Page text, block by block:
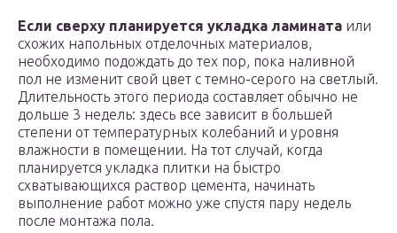
Если сверху планируется укладка ламината или
схожих напольных отделочных материалов,
необходимо подождать до тех пор, пока наливной
пол не изменит свой цвет с темно-серого на светлый.
Длительность этого периода составляет обычно не
дольше 3 недель: здесь все зависит в большей
степени от температурных колебаний и уровня
влажности в помещении. На тот случай, когда
планируется укладка плитки на быстро
схватывающихся раствор цемента, начинать
выполнение работ можно уже спустя пару недель
после монтажа пола.